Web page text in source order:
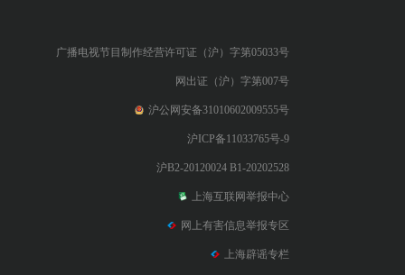
广播电视节目制作经营许可证（沪）字第05033号
网出证（沪）字第007号
沪公网安备31010602009555号
沪ICP备11033765号-9
沪B2-20120024 B1-20202528
上海互联网举报中心
网上有害信息举报专区
上海辟谣专栏